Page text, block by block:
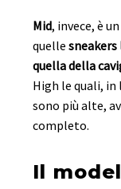
Mid, invece, è
quelle
quella della
High le quali,
sono più alte,
completo.
Il